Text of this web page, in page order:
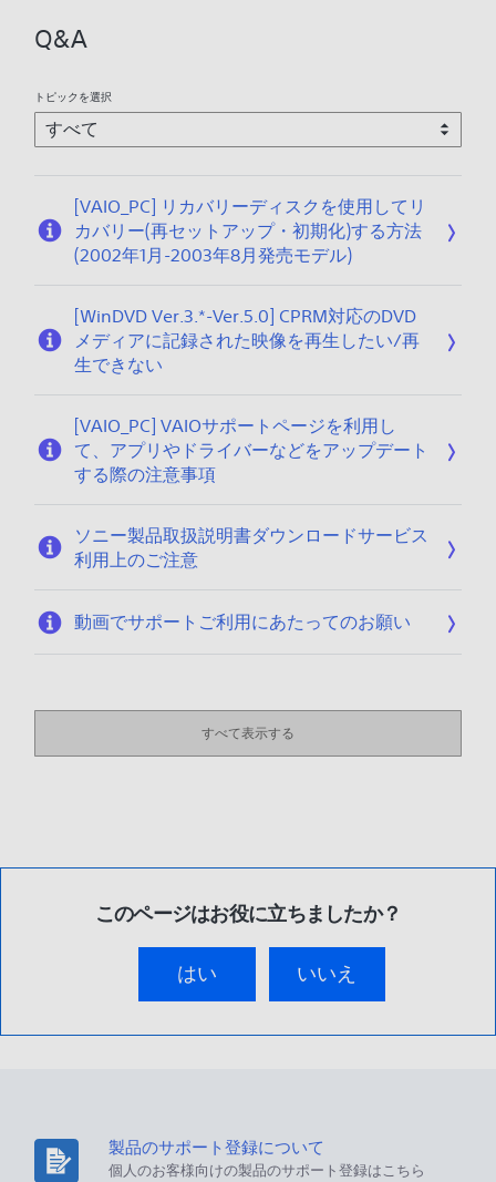
Q&A
トピックを選択
[VAIO_PC] リカバリーディスクを使用してリ
カバリー(再セットアップ・初期化)する方法
(2002年1月-2003年8月発売モデル)
[WinDVD Ver.3.*-Ver.5.0] CPRM対応のDVD
メディアに記録された映像を再生したい/再
生できない
[VAIO_PC] VAIOサポートページを利用し
て、アプリやドライバーなどをアップデート
する際の注意事項
ソニー製品取扱説明書ダウンロードサービス
利用上のご注意
動画でサポートご利用にあたってのお願い
すべて表示する
このページはお役に立ちましたか？
はい いいえ
製品のサポート登録について
個人のお客様向けの製品のサポート登録はこちら